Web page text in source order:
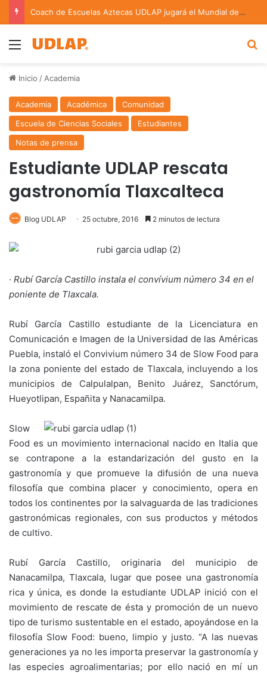
Coach de Escuelas Aztecas UDLAP jugará el Mundial de Flag Football en Alemania
Menu
Inicio / Academia
Academia Académica
Comunidad
Escuela de Ciencias Sociales
Estudiantes
Notas de prensa
Estudiante UDLAP rescata
gastronomía Tlaxcalteca
Blog UDLAP 25 octubre, 2016 2 minutos de lectura
· Rubí García Castillo instala el convívium número 34 en el
poniente de Tlaxcala.
Rubí García Castillo estudiante de la Licenciatura en
Comunicación e Imagen de la Universidad de las Américas
Puebla, instaló el Convivium número 34 de Slow Food para
la zona poniente del estado de Tlaxcala, incluyendo a los
municipios de Calpulalpan, Benito Juárez, Sanctórum,
Hueyotlipan, Españita y Nanacamilpa.
Slow
Food es un movimiento internacional nacido en Italia que
se contrapone a la estandarización del gusto en la
gastronomía y que promueve la difusión de una nueva
filosofía que combina placer y conocimiento, opera en
todos los continentes por la salvaguarda de las tradiciones
gastronómicas regionales, con sus productos y métodos
de cultivo.
Rubí García Castillo, originaria del municipio de
Nanacamilpa, Tlaxcala, lugar que posee una gastronomía
rica y única, es donde la estudiante UDLAP inició con el
movimiento de rescate de ésta y promoción de un nuevo
tipo de turismo sustentable en el estado, apoyándose en la
filosofía Slow Food: bueno, limpio y justo. “A las nuevas
generaciones ya no les importa preservar la gastronomía y
las especies agroalimentarias; por ello nació en mí un